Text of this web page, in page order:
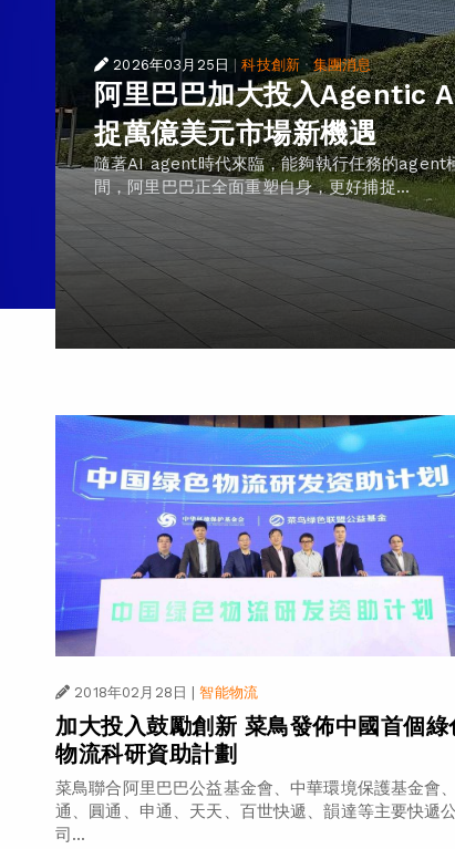
2026年03月25日 |科技創新 ·集團消息
阿里巴巴加大投入Agentic
捉萬億美元市場新機遇
隨著AI agent時代來臨，能夠執行任務的agent
間，阿里巴巴正全面重塑自身，更好捕捉...
2018年02月28日 智能物流
加大投入鼓勵創新 菜鳥發佈中國首個綠
物流科研資助計劃
菜鳥聯合阿里巴巴公益基金會、中華環境保護基金會
通、圓通、申通、天天、百世快遞、韻達等主要快遞公
司...